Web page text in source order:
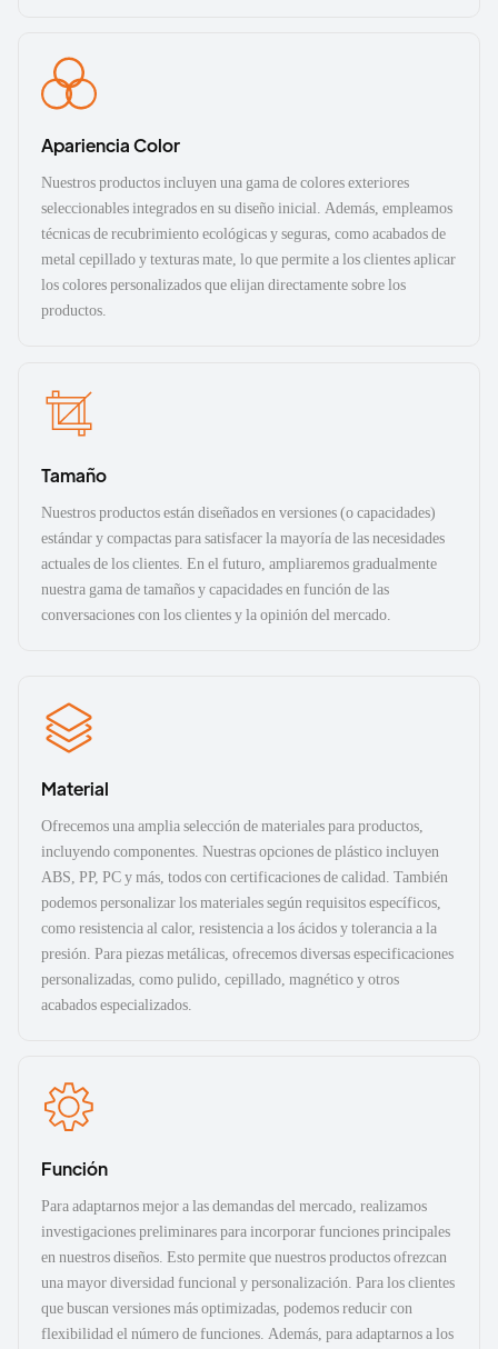
Apariencia Color
Nuestros productos incluyen una gama de colores exteriores
seleccionables integrados en su diseño inicial. Además, empleamos
técnicas de recubrimiento ecológicas y seguras, como acabados de
metal cepillado y texturas mate, lo que permite a los clientes aplicar
los colores personalizados que elijan directamente sobre los
productos.
Tamaño
Nuestros productos están diseñados en versiones (o capacidades)
estándar y compactas para satisfacer la mayoría de las necesidades
actuales de los clientes. En el futuro, ampliaremos gradualmente
nuestra gama de tamaños y capacidades en función de las
conversaciones con los clientes y la opinión del mercado.
Material
Ofrecemos una amplia selección de materiales para productos,
incluyendo componentes. Nuestras opciones de plástico incluyen
ABS, PP, PC y más, todos con certificaciones de calidad. También
podemos personalizar los materiales según requisitos específicos,
como resistencia al calor, resistencia a los ácidos y tolerancia a la
presión. Para piezas metálicas, ofrecemos diversas especificaciones
personalizadas, como pulido, cepillado, magnético y otros
acabados especializados.
Función
Para adaptarnos mejor a las demandas del mercado, realizamos
investigaciones preliminares para incorporar funciones principales
en nuestros diseños. Esto permite que nuestros productos ofrezcan
una mayor diversidad funcional y personalización. Para los clientes
que buscan versiones más optimizadas, podemos reducir con
flexibilidad el número de funciones. Además, para adaptarnos a los